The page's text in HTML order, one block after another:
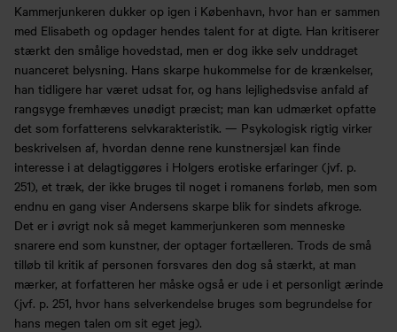
Kammerjunkeren dukker op igen i København, hvor han er sammen
med Elisabeth og opdager hendes talent for at digte. Han kritiserer
stærkt den smålige hovedstad, men er dog ikke selv unddraget
nuanceret belysning. Hans skarpe hukommelse for de krænkelser,
han tidligere har været udsat for, og hans lejlighedsvise anfald af
rangsyge fremhæves unødigt præcist; man kan udmærket opfatte
det som forfatterens selvkarakteristik. — Psykologisk rigtig virker
beskrivelsen af, hvordan denne rene kunstnersjæl kan finde
interesse i at delagtiggøres i Holgers erotiske erfaringer (jvf. p.
251), et træk, der ikke bruges til noget i romanens forløb, men som
endnu en gang viser Andersens skarpe blik for sindets afkroge.
Det er i øvrigt nok så meget kammerjunkeren som menneske
snarere end som kunstner, der optager fortælleren. Trods de små
tilløb til kritik af personen forsvares den dog så stærkt, at man
mærker, at forfatteren her måske også er ude i et personligt ærinde
(jvf. p. 251, hvor hans selverkendelse bruges som begrundelse for
hans megen talen om sit eget jeg).